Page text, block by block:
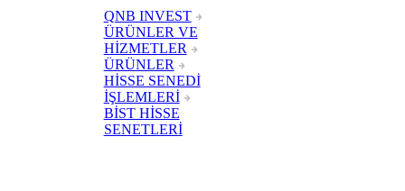
QNB INVEST
ÜRÜNLER VE
HİZMETLER
ÜRÜNLER
HİSSE SENEDİ
İŞLEMLERİ
BİST HİSSE
SENETLERİ